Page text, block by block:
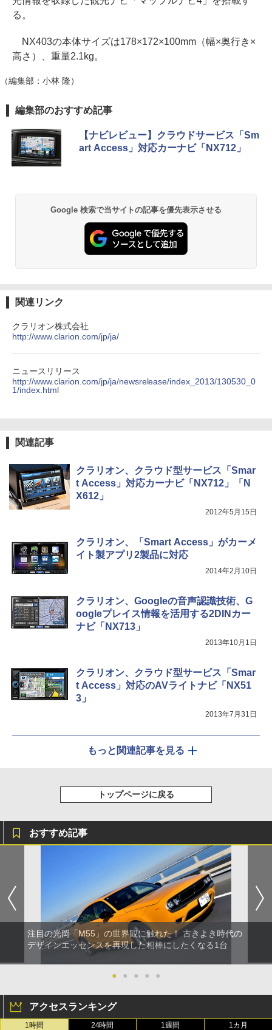
る。
NX403の本体サイズは178×172×100mm（幅×奥行き×
高さ）、重量2.1kg。
（編集部：小林 隆）
編集部のおすすめ記事
【ナビレビュー】クラウドサービス「Sm
art Access」対応カーナビ「NX712」
Google 検索で当サイトの記事を優先表示させる
関連リンク
クラリオン株式会社
http://www.clarion.com/jp/ja/
ニュースリリース
http://www.clarion.com/jp/ja/newsrelease/index_2013/130530_0
1/index.html
関連記事
クラリオン、クラウド型サービス「Smar
t Access」対応カーナビ「NX712」「N
X612」
2012年5月15日
クラリオン、「Smart Access」がカーメ
イト製アプリ2製品に対応
2014年2月10日
クラリオン、Googleの音声認識技術、G
oogleプレイス情報を活用する2DINカー
ナビ「NX713」
2013年10月1日
クラリオン、クラウド型サービス「Smar
t Access」対応のAVライトナビ「NX51
3」
2013年7月31日
もっと関連記事を見る
トップページに戻る
おすすめ記事
注目の光岡「M55」の世界観に触れた！ 古きよき時代の
デザインエッセンスを再現した相棒にしたくなる1台
● ● ● ● ●
アクセスランキング
1時間 24時間 1週間 1カ月